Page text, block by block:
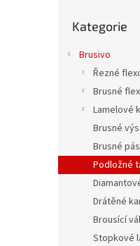
n
e
kategorie
Kategorie
Brusivo
Řezné
Brusné
Lamelové
Brusné
Brusné
Podložné
Drátěné
Brousící
Stopkové